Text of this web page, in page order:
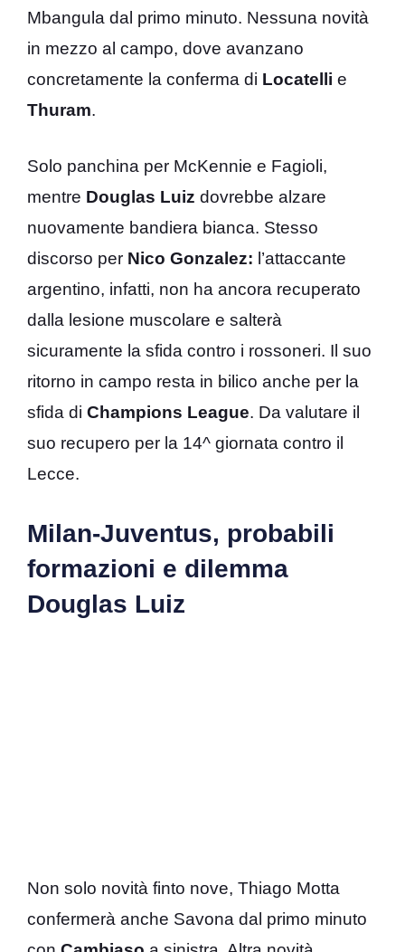
Mbangula dal primo minuto. Nessuna novità
in mezzo al campo, dove avanzano
concretamente la conferma di Locatelli e
Thuram.
Solo panchina per McKennie e Fagioli,
mentre Douglas Luiz dovrebbe alzare
nuovamente bandiera bianca. Stesso
discorso per Nico Gonzalez: l’attaccante
argentino, infatti, non ha ancora recuperato
dalla lesione muscolare e salterà
sicuramente la sfida contro i rossoneri. Il suo
ritorno in campo resta in bilico anche per la
sfida di Champions League. Da valutare il
suo recupero per la 14^ giornata contro il
Lecce.
Milan-Juventus, probabili
formazioni e dilemma
Douglas Luiz
Non solo novità finto nove, Thiago Motta
confermerà anche Savona dal primo minuto